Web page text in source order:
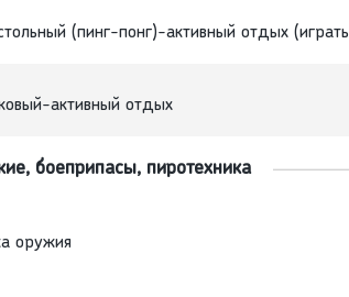
(пинг-понг)-активный отдых
активный отдых
боеприпасы, пиротехника
оружия